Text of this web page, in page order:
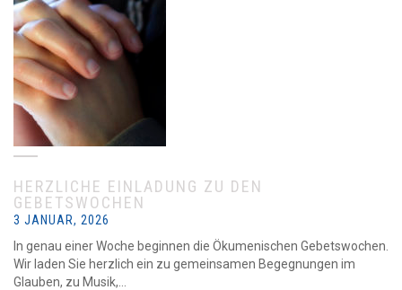
HERZLICHE EINLADUNG ZU DEN
GEBETSWOCHEN
3 JANUAR, 2026
In genau einer Woche beginnen die Ökumenischen Gebetswochen.
Wir laden Sie herzlich ein zu gemeinsamen Begegnungen im
Glauben, zu Musik,...